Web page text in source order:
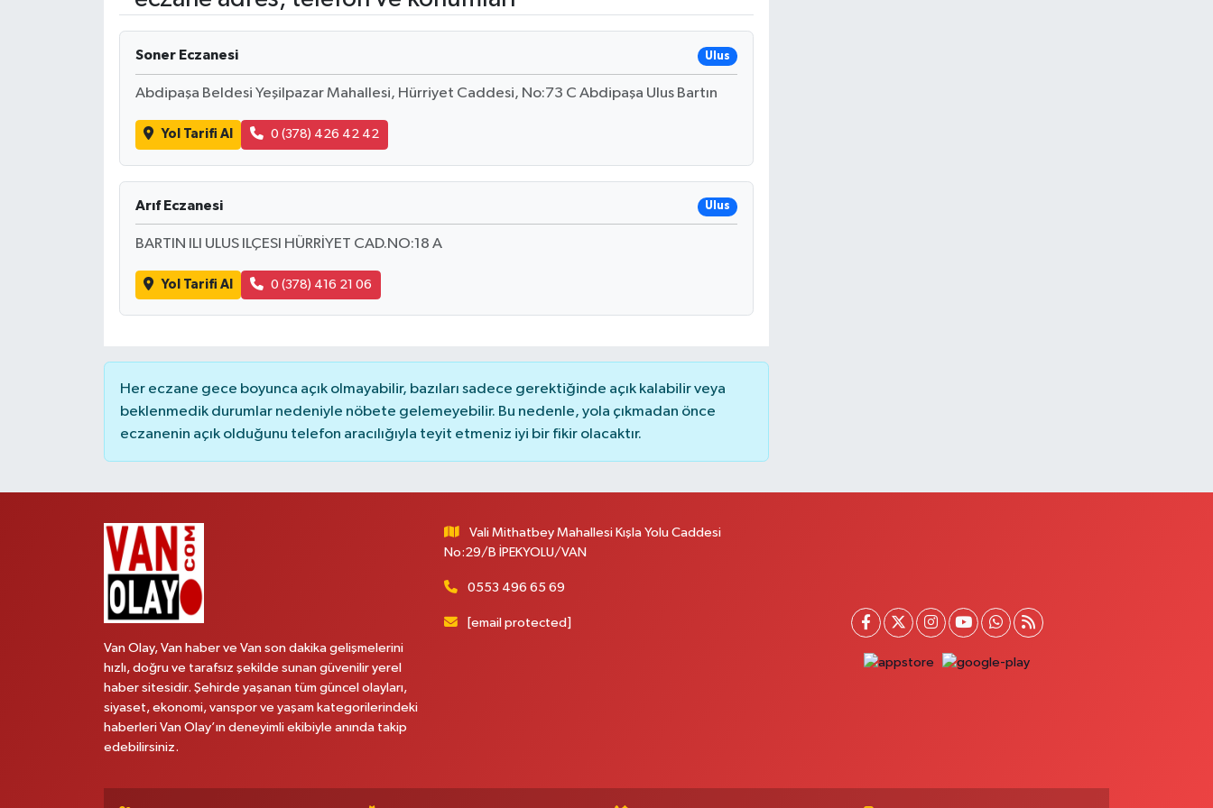
Soner Eczanesi Ulus
Abdipaşa Beldesi Yeşilpazar Mahallesi, Hürriyet Caddesi, No:73 C Abdipaşa Ulus Bartın
Yol Tarifi Al 0 (378) 426 42 42
Arıf Eczanesi Ulus
BARTIN ILI ULUS ILÇESI HÜRRİYET CAD.NO:18 A
Yol Tarifi Al 0 (378) 416 21 06
Her eczane gece boyunca açık olmayabilir, bazıları sadece gerektiğinde açık kalabilir veya
beklenmedik durumlar nedeniyle nöbete gelemeyebilir. Bu nedenle, yola çıkmadan önce
eczanenin açık olduğunu telefon aracılığıyla teyit etmeniz iyi bir fikir olacaktır.
Van Olay, Van haber ve Van son dakika gelişmelerini
hızlı, doğru ve tarafsız şekilde sunan güvenilir yerel
haber sitesidir. Şehirde yaşanan tüm güncel olayları,
siyaset, ekonomi, vanspor ve yaşam kategorilerindeki
haberleri Van Olay’ın deneyimli ekibiyle anında takip
edebilirsiniz.
Vali Mithatbey Mahallesi Kışla Yolu Caddesi
No:29/B İPEKYOLU/VAN
0553 496 65 69
[email protected]
RESMİ İLANLAR